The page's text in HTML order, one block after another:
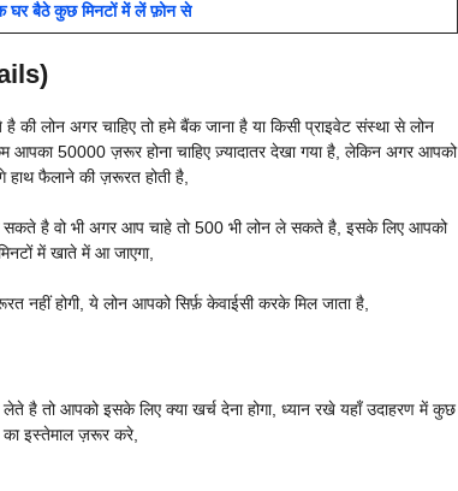
बैठे कुछ मिनटों में लें फ़ोन से
लोन अगर चाहिए तो हमे बैंक जाना है या किसी प्राइवेट संस्था से लोन
50000 ज़रूर होना चाहिए ज़्यादातर देखा गया है, लेकिन अगर आपको
हाथ फैलाने की ज़रूरत होती है,
है वो भी अगर आप चाहे तो 500 भी लोन ले सकते है, इसके लिए आपको
में खाते में आ जाएगा,
होगी, ये लोन आपको सिर्फ़ केवाईसी करके मिल जाता है,
है तो आपको इसके लिए क्या खर्च देना होगा, ध्यान रखे यहाँ उदाहरण में कुछ
इस्तेमाल ज़रूर करे,